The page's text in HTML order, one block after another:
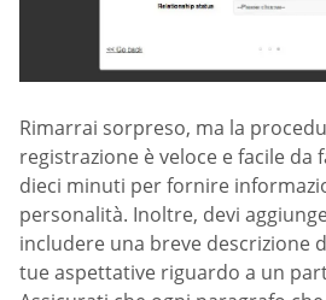
Rimarrai sorpreso, ma la
registrazione è veloce e facile da
dieci minuti per fornire
personalità. Inoltre, devi
includere una breve descrizione
tue aspettative riguardo a un